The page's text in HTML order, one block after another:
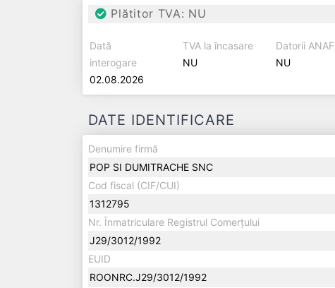
Plătitor TVA: NU
Dată
interogare
02.08.2026
TVA la încasare
NU
Datorii ANAF
NU
DATE IDENTIFICARE
Denumire firmă
POP SI DUMITRACHE SNC
Cod fiscal (CIF/CUI)
1312795
Nr. Înmatriculare Registrul Comerțului
J29/3012/1992
EUID
ROONRC.J29/3012/1992